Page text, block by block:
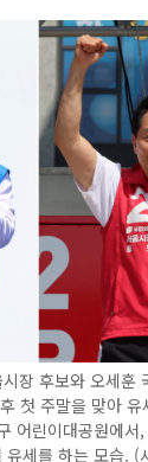
장 후보와 오세훈
첫 주말을 맞아 유
어린이대공원에서
세를 하는 모습. (